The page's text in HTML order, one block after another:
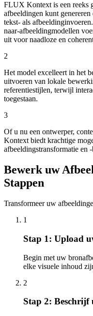
FLUX Kontext is een reeks
afbeeldingen kunt
tekst- als
naar-afbeeldingmodellen
uit voor naadloze en
2
Het model excelleert in het
uitvoeren van lokale
referentiestijlen, terwijl
toegestaan.
3
Of u nu een ontwerper,
Kontext biedt krachtige
afbeeldingstransformatie en
Bewerk uw
Stappen
Transformeer uw
1
Stap 1: Upload
Begin met uw
elke visuele inhoud
2
Stap 2: